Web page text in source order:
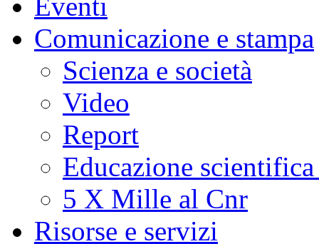
Comunicazione e stampa
Scienza e società
Video
Report
Educazione
5 X Mille al Cnr
Risorse e servizi